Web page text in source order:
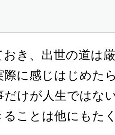
き、出世の道は
際に感じはじめた
だけが人生ではな
ることは他にもた